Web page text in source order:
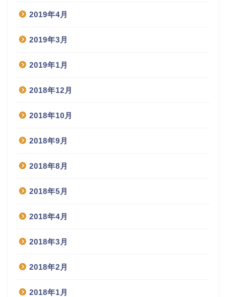
2019年4月
2019年3月
2019年1月
2018年12月
2018年10月
2018年9月
2018年8月
2018年5月
2018年4月
2018年3月
2018年2月
2018年1月